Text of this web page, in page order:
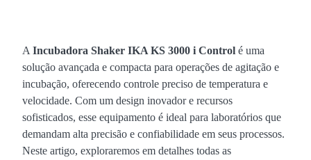
AIncubadora Shaker IKA KS 3000 i Control é uma
solução avançada e compacta para operações de agitação e
incubação, oferecendo controle preciso de temperatura e
velocidade. Com um design inovador e recursos
sofisticados, esse equipamento é ideal para laboratórios que
demandam alta precisão e confiabilidade em seus processos.
Neste artigo, exploraremos em detalhes todas as